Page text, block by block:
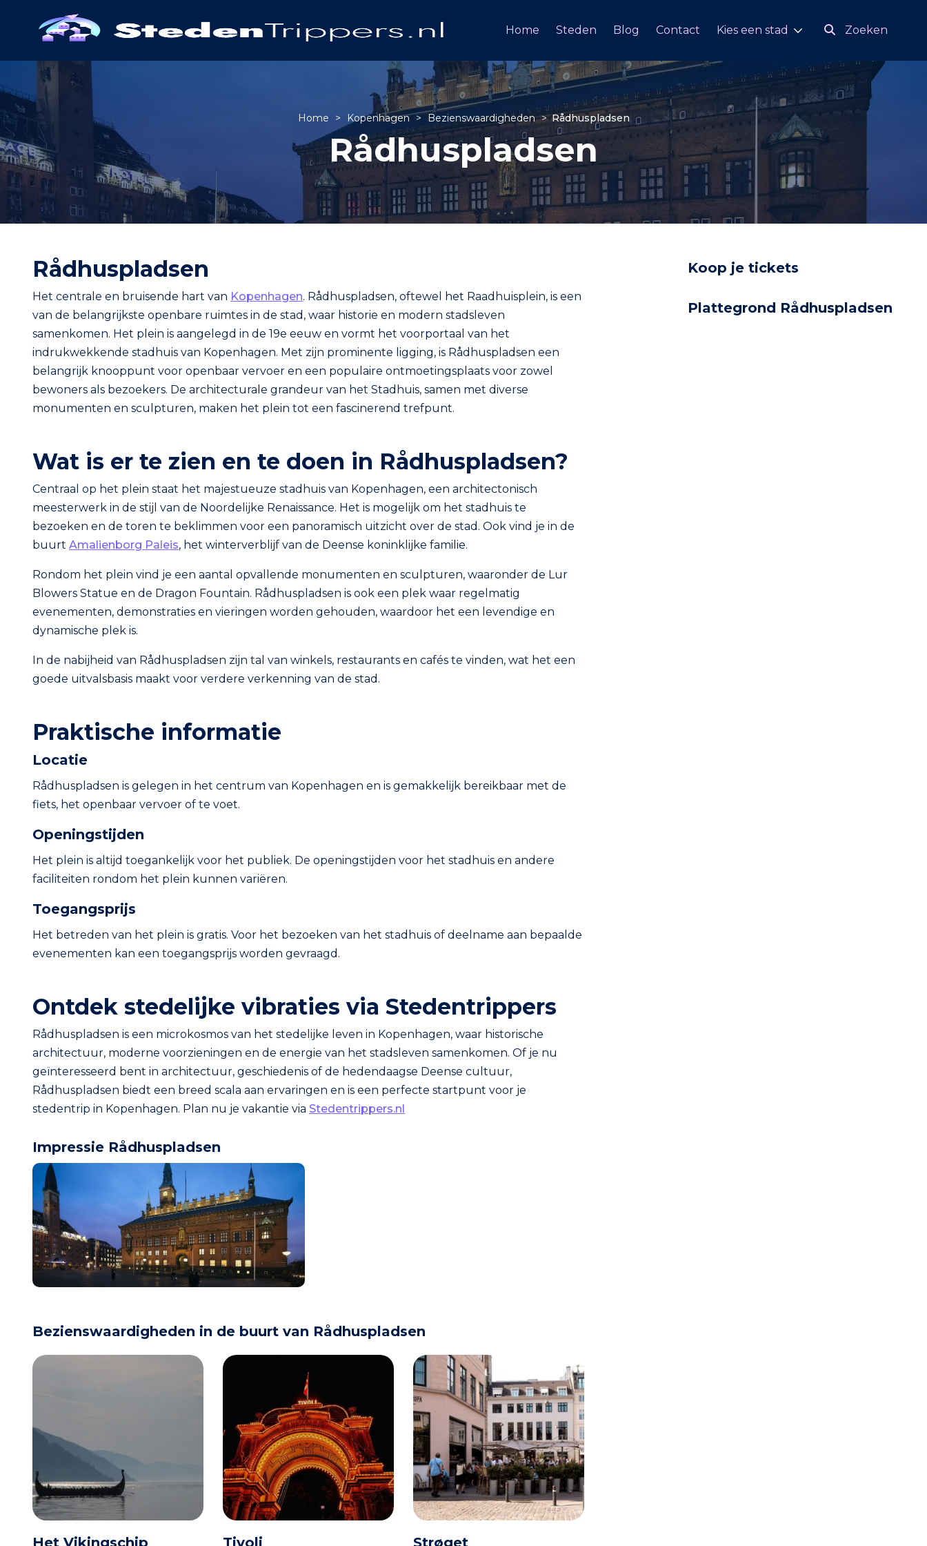
Home Steden Blog Contact Kies een stad Zoeken
Home > Kopenhagen > Bezienswaardigheden >Rådhuspladsen
Rådhuspladsen
Rådhuspladsen
Het centrale en bruisende hart van Kopenhagen. Rådhuspladsen, oftewel het Raadhuisplein, is een
van de belangrijkste openbare ruimtes in de stad, waar historie en modern stadsleven
samenkomen. Het plein is aangelegd in de 19e eeuw en vormt het voorportaal van het
indrukwekkende stadhuis van Kopenhagen. Met zijn prominente ligging, is Rådhuspladsen een
belangrijk knooppunt voor openbaar vervoer en een populaire ontmoetingsplaats voor zowel
bewoners als bezoekers. De architecturale grandeur van het Stadhuis, samen met diverse
monumenten en sculpturen, maken het plein tot een fascinerend trefpunt.
Wat is er te zien en te doen in Rådhuspladsen?
Centraal op het plein staat het majestueuze stadhuis van Kopenhagen, een architectonisch
meesterwerk in de stijl van de Noordelijke Renaissance. Het is mogelijk om het stadhuis te
bezoeken en de toren te beklimmen voor een panoramisch uitzicht over de stad. Ook vind je in de
buurt Amalienborg Paleis, het winterverblijf van de Deense koninklijke familie.
Rondom het plein vind je een aantal opvallende monumenten en sculpturen, waaronder de Lur
Blowers Statue en de Dragon Fountain. Rådhuspladsen is ook een plek waar regelmatig
evenementen, demonstraties en vieringen worden gehouden, waardoor het een levendige en
dynamische plek is.
In de nabijheid van Rådhuspladsen zijn tal van winkels, restaurants en cafés te vinden, wat het een
goede uitvalsbasis maakt voor verdere verkenning van de stad.
Praktische informatie
Locatie
Rådhuspladsen is gelegen in het centrum van Kopenhagen en is gemakkelijk bereikbaar met de
fiets, het openbaar vervoer of te voet.
Openingstijden
Het plein is altijd toegankelijk voor het publiek. De openingstijden voor het stadhuis en andere
faciliteiten rondom het plein kunnen variëren.
Toegangsprijs
Het betreden van het plein is gratis. Voor het bezoeken van het stadhuis of deelname aan bepaalde
evenementen kan een toegangsprijs worden gevraagd.
Ontdek stedelijke vibraties via Stedentrippers
Rådhuspladsen is een microkosmos van het stedelijke leven in Kopenhagen, waar historische
architectuur, moderne voorzieningen en de energie van het stadsleven samenkomen. Of je nu
geïnteresseerd bent in architectuur, geschiedenis of de hedendaagse Deense cultuur,
Rådhuspladsen biedt een breed scala aan ervaringen en is een perfecte startpunt voor je
stedentrip in Kopenhagen. Plan nu je vakantie via Stedentrippers.nl
Impressie Rådhuspladsen
Bezienswaardigheden in de buurt van Rådhuspladsen
Het Vikingschip
Tivoli Strøget
Koop je tickets
Plattegrond Rådhuspladsen